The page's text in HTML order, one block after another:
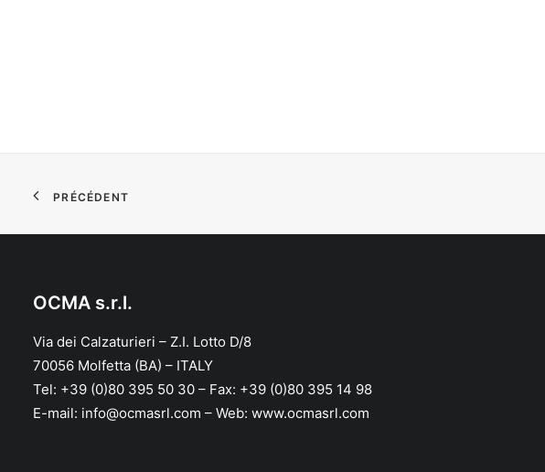
PRÉCÉDENT
OCMA s.r.l.
Via dei Calzaturieri – Z.I. Lotto D/8
70056 Molfetta (BA) – ITALY
Tel: +39 (0)80 395 50 30 – Fax: +39 (0)80 395 14 98
E-mail: info@ocmasrl.com – Web: www.ocmasrl.com